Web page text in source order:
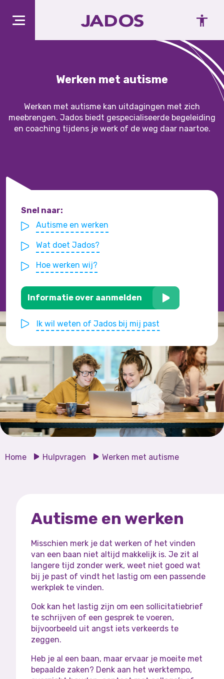
Werken met autisme
Werken met autisme kan uitdagingen met zich
meebrengen. Jados biedt gespecialiseerde begeleiding
en coaching tijdens je werk of de weg daar naartoe.
Snel naar:
Autisme en werken
Wat doet Jados?
Hoe werken wij?
Informatie over aanmelden
Ik wil weten of Jados bij mij past
Home Hulpvragen Werken met autisme
Autisme en werken
Misschien merk je dat werken of het vinden
van een baan niet altijd makkelijk is. Je zit al
langere tijd zonder werk, weet niet goed wat
bij je past of vindt het lastig om een passende
werkplek te vinden.
Ook kan het lastig zijn om een sollicitatiebrief
te schrijven of een gesprek te voeren,
bijvoorbeeld uit angst iets verkeerds te
zeggen.
Heb je al een baan, maar ervaar je moeite met
bepaalde zaken? Denk aan het werktempo,